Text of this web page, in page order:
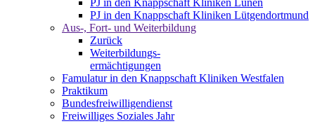
PJ in den Knappschaft Kliniken Lünen
PJ in den Knappschaft Kliniken Lütgendortmund
Aus-, Fort- und Weiterbildung
Zurück
Weiterbildungs-
ermächtigungen
Famulatur in den Knappschaft Kliniken Westfalen
Praktikum
Bundesfreiwilligendienst
Freiwilliges Soziales Jahr